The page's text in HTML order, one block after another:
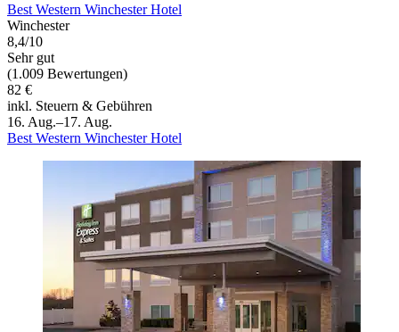
Best Western Winchester Hotel
Winchester
8,4/10
Sehr gut
(1.009 Bewertungen)
82 €
inkl. Steuern & Gebühren
16. Aug.–17. Aug.
Best Western Winchester Hotel